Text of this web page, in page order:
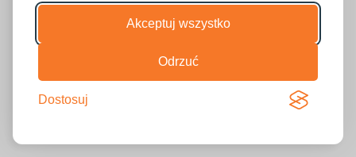
Akceptuj wszystko
Odrzuć
Dostosuj